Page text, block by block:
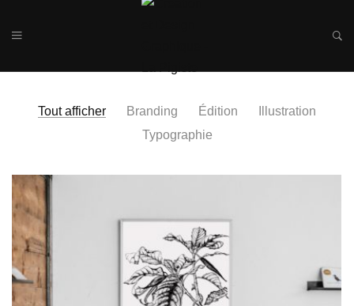
Tout afficher Branding Édition
Illustration
Typographie